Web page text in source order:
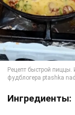
Ингредиенты: